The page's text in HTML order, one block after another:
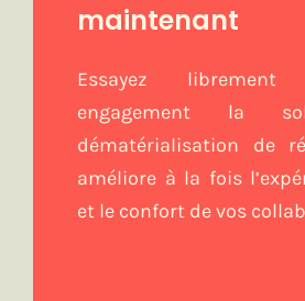
maintenant
Essayez
engagement la
dématérialisation de
améliore à la fois
et le confort de vos